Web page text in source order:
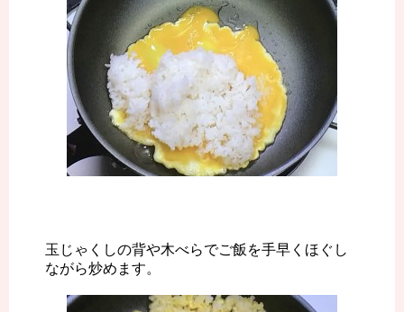
玉じゃくしの背や木べらでご飯を手早くほぐし
ながら炒めます。